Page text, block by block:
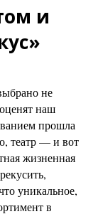
и
не
наш
прошла
театр — и вот
жизненная
уникальное,
в